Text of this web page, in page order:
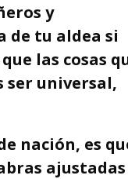
y
de tu aldea si
las cosas
ser universal,
nación, es
ajustadas